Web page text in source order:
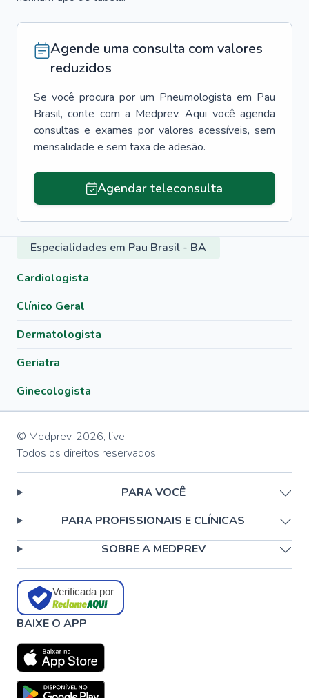
Agende uma consulta com valores
reduzidos
Se você procura por um Pneumologista em Pau
Brasil, conte com a Medprev. Aqui você agenda
consultas e exames por valores acessíveis, sem
mensalidade e sem taxa de adesão.
Agendar teleconsulta
Especialidades em Pau Brasil - BA
Cardiologista
Clínico Geral
Dermatologista
Geriatra
Ginecologista
© Medprev, 2026, live
Todos os direitos reservados
PARA VOCÊ
PARA PROFISSIONAIS E CLÍNICAS
SOBRE A MEDPREV
Verificada por
BAIXE O APP